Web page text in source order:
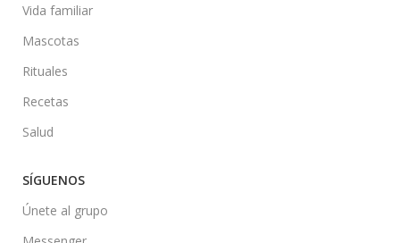
Vida familiar
Mascotas
Rituales
Recetas
Salud
SÍGUENOS
Únete al grupo